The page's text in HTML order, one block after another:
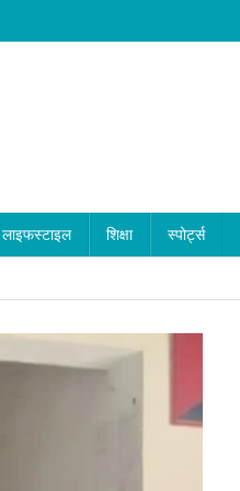
लाइफस्टाइल शिक्षा स्पोर्ट्स